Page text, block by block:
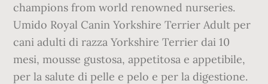
champions from world renowned nurseries.
Umido Royal Canin Yorkshire Terrier Adult per
cani adulti di razza Yorkshire Terrier dai 10
mesi, mousse gustosa, appetitosa e appetibile,
per la salute di pelle e pelo e per la digestione.